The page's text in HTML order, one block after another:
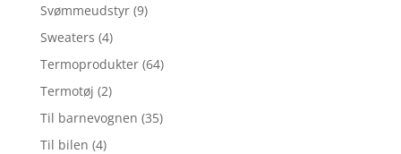
Svømmeudstyr (9)
Sweaters (4)
Termoprodukter (64)
Termotøj (2)
Til barnevognen (35)
Til bilen (4)